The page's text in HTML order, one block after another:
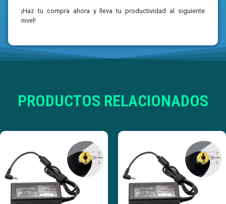
¡Haz tu compra ahora y lleva tu productividad al siguiente
nivel!
PRODUCTOS RELACIONADOS